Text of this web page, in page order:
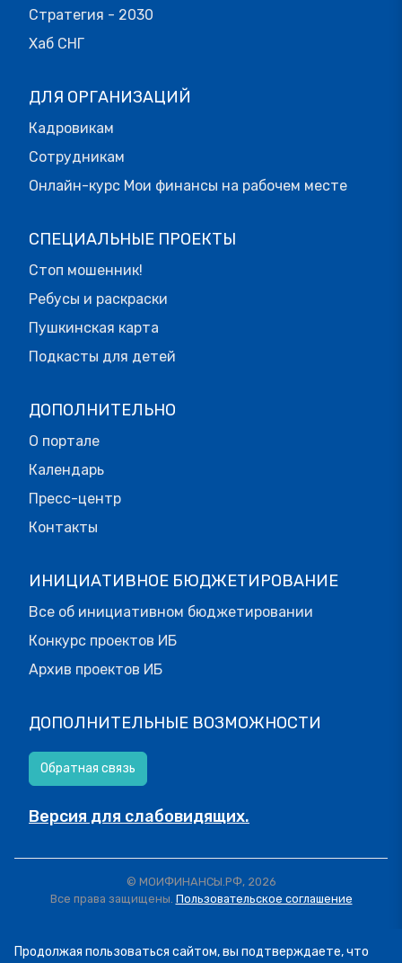
Стратегия - 2030
Хаб СНГ
ДЛЯ ОРГАНИЗАЦИЙ
Кадровикам
Сотрудникам
Онлайн-курс Мои финансы на рабочем месте
СПЕЦИАЛЬНЫЕ ПРОЕКТЫ
Стоп мошенник!
Ребусы и раскраски
Пушкинская карта
Подкасты для детей
ДОПОЛНИТЕЛЬНО
О портале
Календарь
Пресс-центр
Контакты
ИНИЦИАТИВНОЕ БЮДЖЕТИРОВАНИЕ
Все об инициативном бюджетировании
Конкурс проектов ИБ
Архив проектов ИБ
ДОПОЛНИТЕЛЬНЫЕ ВОЗМОЖНОСТИ
Обратная связь
Версия для слабовидящих.
© МОИФИНАНСЫ.РФ, 2026
Все права защищены. Пользовательское соглашение
Продолжая пользоваться сайтом, вы подтверждаете, что